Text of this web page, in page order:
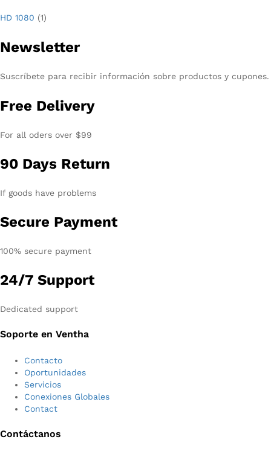
HD 1080 (1)
Newsletter
Suscríbete para recibir información sobre productos y cupones.
Free Delivery
For all oders over $99
90 Days Return
If goods have problems
Secure Payment
100% secure payment
24/7 Support
Dedicated support
Soporte en Ventha
Contacto
Oportunidades
Servicios
Conexiones Globales
Contact
Contáctanos